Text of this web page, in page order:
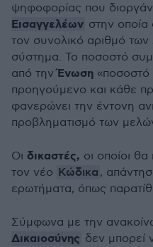
ψηφοφορίας που
Εισαγγελέων στην οποία
τον συνολικό αριθμό
σύστημα. Το ποσοστό
από τηνΈνωση «
προηγούμενο και κάθε
φανερώνει την έντονη
προβληματισμό των
Οι δικαστές, οι οποίοι
τον νέο Κώδικα ,
ερωτήματα, όπως
Σύμφωνα με την
Δικαιοσύνης δεν μπορεί